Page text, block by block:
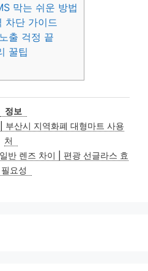
막는 쉬운 방법
차단 가이드
출 걱정 끝
꿀팁
카
테
고
리
정보
부산시 지역화폐 대형마트 사용
처
반 렌즈 차이 | 편광 선글라스 효
요성